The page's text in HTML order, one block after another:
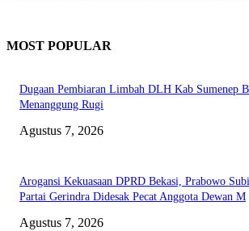
MOST POPULAR
Dugaan Pembiaran Limbah DLH Kab Sumenep
Menanggung Rugi
Agustus 7, 2026
Arogansi Kekuasaan DPRD Bekasi, Prabowo
Partai Gerindra Didesak Pecat Anggota Dewan M
Agustus 7, 2026